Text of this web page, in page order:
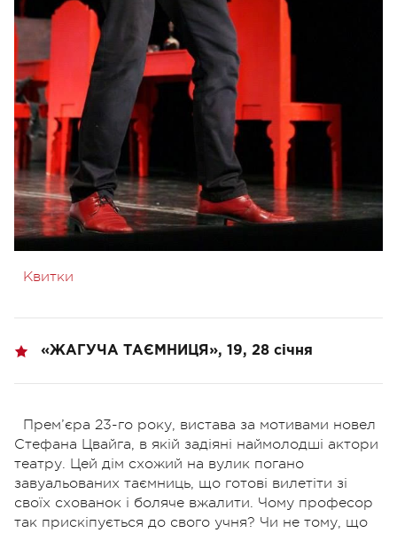
Квитки
«ЖАГУЧА ТАЄМНИЦЯ», 19, 28 січня
Прем’єра 23-го року, вистава за мотивами новел
Стефана Цвайга, в якій задіяні наймолодші актори
театру. Цей дім схожий на вулик погано
завуальованих таємниць, що готові вилетіти зі
своїх схованок і боляче вжалити. Чому професор
так прискіпується до свого учня? Чи не тому, що